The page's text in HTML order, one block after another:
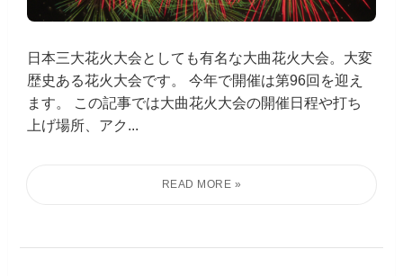
日本三大花火大会としても有名な大曲花火大会。大変
歴史ある花火大会です。 今年で開催は第96回を迎え
ます。 この記事では大曲花火大会の開催日程や打ち
上げ場所、アク...